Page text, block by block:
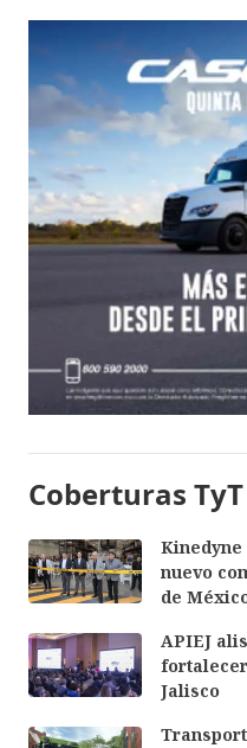
Coberturas TyT
nuevo
de
APIEJ
Jalisco